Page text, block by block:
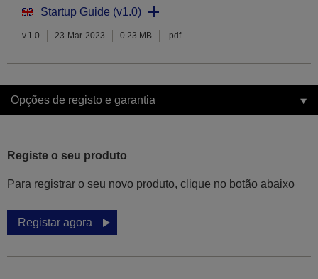
Startup Guide (v1.0)
v.1.0 23-Mar-2023 0.23 MB .pdf
Opções de registo e garantia
Registe o seu produto
Para registrar o seu novo produto, clique no botão abaixo
Registar agora